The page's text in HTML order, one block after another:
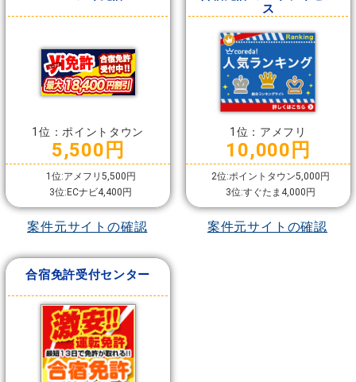
1位：ポイントタウン
5,500円
1位:アメフリ5,500円
3位:ECナビ4,400円
案件元サイトの確認
ス
1位：アメフリ
10,000円
2位:ポイントタウン5,000円
3位:すぐたま4,000円
案件元サイトの確認
合宿免許受付センター